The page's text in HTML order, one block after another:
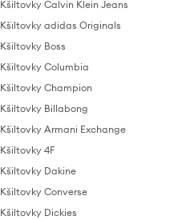
Kšiltovky Calvin Klein Jeans
Kšiltovky adidas Originals
Kšiltovky Boss
Kšiltovky Columbia
Kšiltovky Champion
Kšiltovky Billabong
Kšiltovky Armani Exchange
Kšiltovky 4F
Kšiltovky Dakine
Kšiltovky Converse
Kšiltovky Dickies